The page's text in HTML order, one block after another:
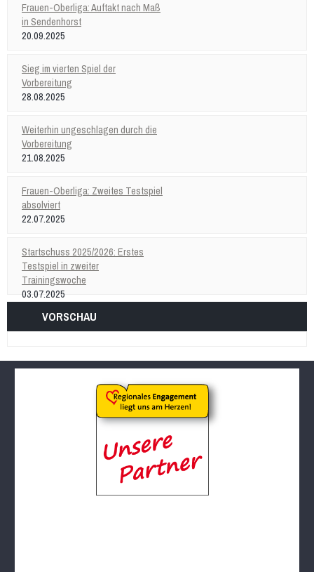
Frauen-Oberliga: Auftakt nach Maß
in Sendenhorst
20.09.2025
Sieg im vierten Spiel der
Vorbereitung
28.08.2025
Weiterhin ungeschlagen durch die
Vorbereitung
21.08.2025
Frauen-Oberliga: Zweites Testspiel
absolviert
22.07.2025
Startschuss 2025/2026: Erstes
Testspiel in zweiter
Trainingswoche
03.07.2025
VORSCHAU